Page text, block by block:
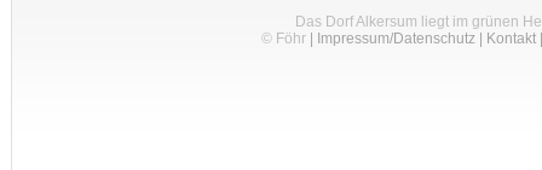
Das Dorf Alkersum liegt im grünen
© Föhr| Impressum/Datenschutz| Kontakt